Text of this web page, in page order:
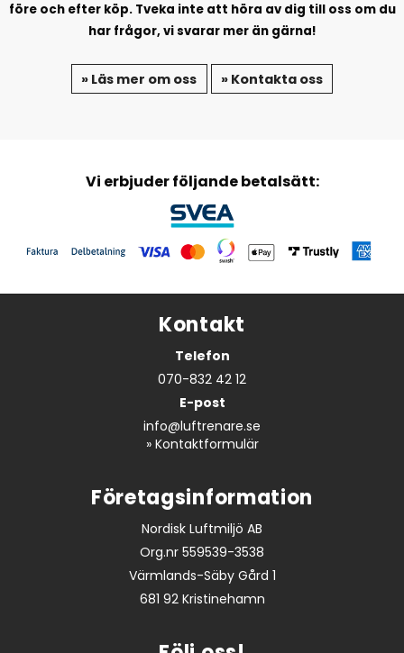
före och efter köp. Tveka inte att höra av dig till oss om du
har frågor, vi svarar mer än gärna!
» Läs mer om oss » Kontakta oss
Vi erbjuder följande betalsätt:
Kontakt
Telefon
070-832 42 12
E-post
info@luftrenare.se
» Kontaktformulär
Företagsinformation
Nordisk Luftmiljö AB
Org.nr 559539-3538
Värmlands-Säby Gård 1
681 92 Kristinehamn